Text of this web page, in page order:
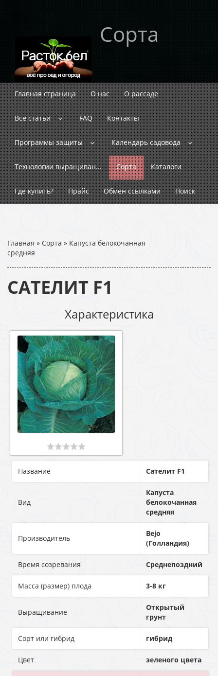
Сорта
Главная страница О нас О рассаде
Все статьи FAQ Контакты
Программы защиты Календарь садовода
Технологии выращиван... Сорта Каталоги
Где купить? Прайс Обмен ссылками Поиск
Главная » Сорта » Капуста белокочанная
средняя
САТЕЛИТ F1
Характеристика
Название Сателит F1
Вид
Капуста
белокочанная
средняя
Производитель
Bejo
(Голландия)
Время созревания Среднепоздний
Масса (размер) плода 3-8 кг
Выращивание
Открытый
грунт
Сорт или гибрид гибрид
Цвет зеленого цвета